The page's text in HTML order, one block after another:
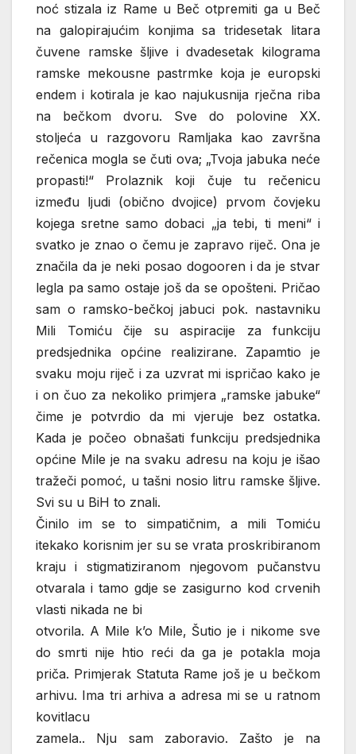
noć stizala iz Rame u Beč otpremiti ga u Beč
na galopirajućim konjima sa tridesetak litara
čuvene ramske šljive i dvadesetak kilograma
ramske mekousne pastrmke koja je europski
endem i kotirala je kao najukusnija rječna riba
na bečkom dvoru. Sve do polovine XX.
stoljeća u razgovoru Ramljaka kao završna
rečenica mogla se čuti ova; „Tvoja jabuka neće
propasti!“ Prolaznik koji čuje tu rečenicu
između ljudi (obično dvojice) prvom čovjeku
kojega sretne samo dobaci „ja tebi, ti meni“ i
svatko je znao o čemu je zapravo riječ. Ona je
značila da je neki posao dogooren i da je stvar
legla pa samo ostaje još da se opošteni. Pričao
sam o ramsko-bečkoj jabuci pok. nastavniku
Mili Tomiću čije su aspiracije za funkciju
predsjednika općine realizirane. Zapamtio je
svaku moju riječ i za uzvrat mi ispričao kako je
i on čuo za nekoliko primjera „ramske jabuke“
čime je potvrdio da mi vjeruje bez ostatka.
Kada je počeo obnašati funkciju predsjednika
općine Mile je na svaku adresu na koju je išao
tražeči pomoć, u tašni nosio litru ramske šljive.
Svi su u BiH to znali.
Činilo im se to simpatičnim, a mili Tomiću
itekako korisnim jer su se vrata proskribiranom
kraju i stigmatiziranom njegovom pučanstvu
otvarala i tamo gdje se zasigurno kod crvenih
vlasti nikada ne bi
otvorila. A Mile k’o Mile, Šutio je i nikome sve
do smrti nije htio reći da ga je potakla moja
priča. Primjerak Statuta Rame još je u bečkom
arhivu. Ima tri arhiva a adresa mi se u ratnom
kovitlacu
zamela.. Nju sam zaboravio. Zašto je na